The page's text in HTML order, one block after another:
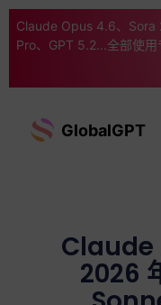
Claude Opus 4.6、Sora
Pro、GPT 5.2...全部使
GlobalGPT
Claude
2026